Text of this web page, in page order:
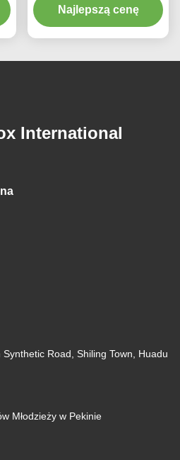
termiczna
Najlepszą cenę
International
Road, Shiling Town, Huadu
Młodzieży w Pekinie